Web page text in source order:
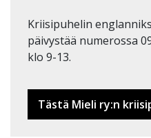
Kriisipuhelin
päivystää numerossa
klo 9-13.
Tästä Mieli ry:n